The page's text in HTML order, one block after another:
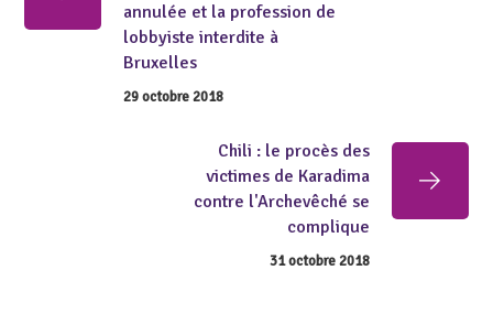
annulée et la profession de
lobbyiste interdite à
Bruxelles
29 octobre 2018
Chili : le procès des
victimes de Karadima
contre l'Archevêché se
complique
31 octobre 2018